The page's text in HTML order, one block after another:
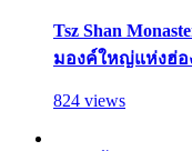
Tsz Shan
มองค์ใหญ่แห่งฮ่อ
824 views